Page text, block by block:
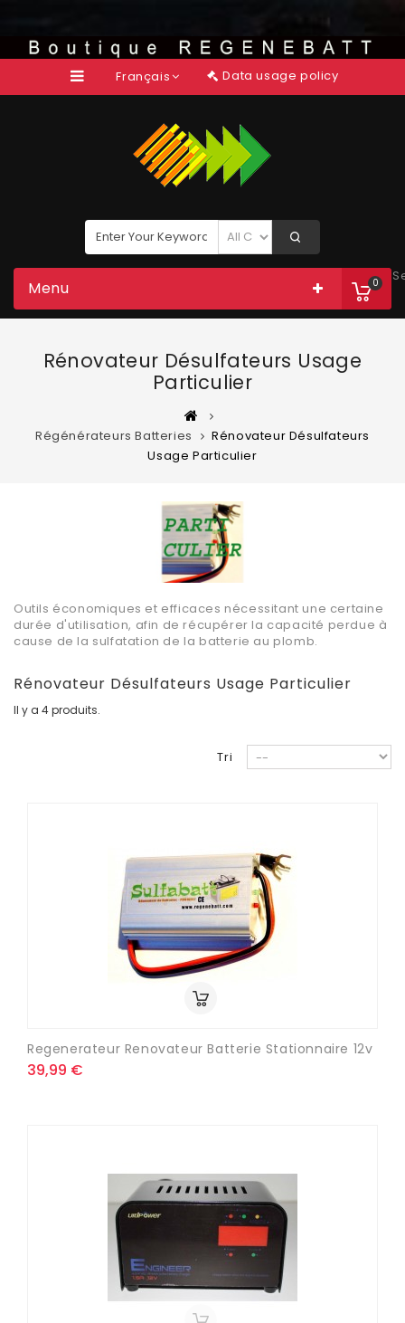
Français Data usage policy
0
Menu
Rénovateur Désulfateurs Usage
Particulier
Régénérateurs Batteries
Rénovateur Désulfateurs
Usage Particulier
Outils économiques et efficaces nécessitant une certaine
durée d'utilisation, afin de récupérer la capacité perdue à
cause de la sulfatation de la batterie au plomb.
Rénovateur Désulfateurs Usage Particulier
Il y a 4 produits.
Tri
Regenerateur Renovateur Batterie Stationnaire 12v
39,99 €